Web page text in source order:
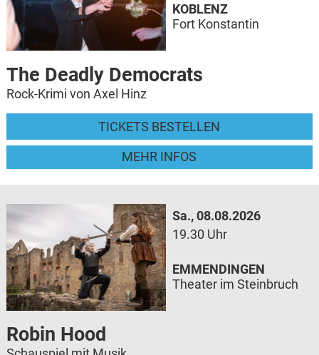
The Deadly Democrats
Rock-Krimi von Axel Hinz
TICKETS BESTELLEN
MEHR INFOS
KOBLENZ
Fort Konstantin
Sa., 08.08.2026
19.30 Uhr
Robin Hood
EMMENDINGEN
Theater im Steinbruch